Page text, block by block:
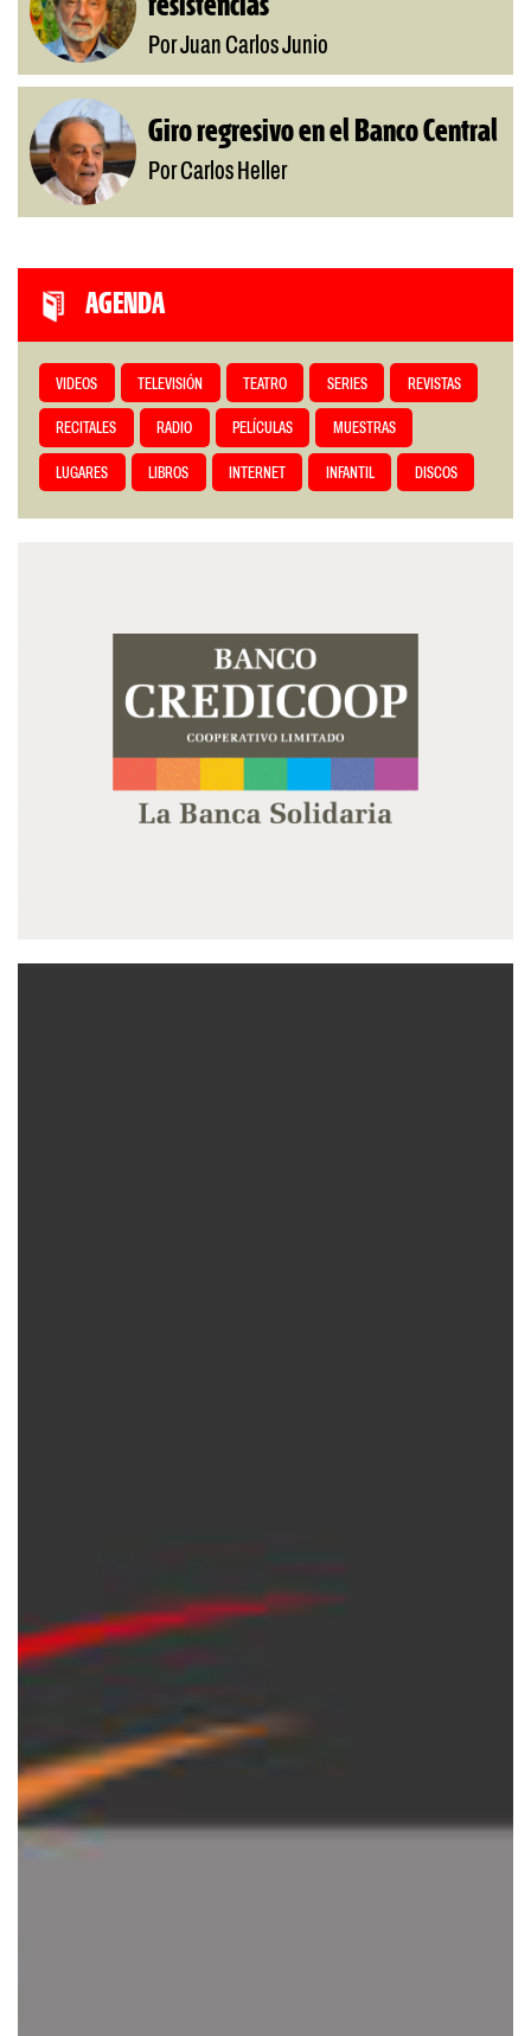
Por Juan Carlos Junio
Giro regresivo en el Banco Central
Por Carlos Heller
AGENDA
VIDEOS TELEVISIÓN TEATRO SERIES REVISTAS
RECITALES RADIO PELÍCULAS MUESTRAS
LUGARES LIBROS INTERNET INFANTIL DISCOS